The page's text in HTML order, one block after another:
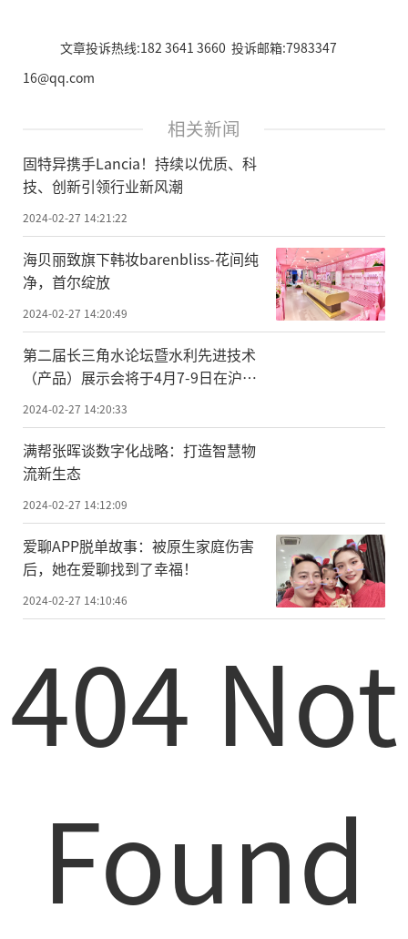
文章投诉热线:182 3641 3660 投诉邮箱:7983347
16@qq.com
相关新闻
固特异携手Lancia！持续以优质、科
技、创新引领行业新风潮
2024-02-27 14:21:22
海贝丽致旗下韩妆barenbliss-花间纯
净，首尔绽放
2024-02-27 14:20:49
第二届长三角水论坛暨水利先进技术
（产品）展示会将于4月7-9日在沪举
办
2024-02-27 14:20:33
满帮张晖谈数字化战略：打造智慧物
流新生态
2024-02-27 14:12:09
爱聊APP脱单故事：被原生家庭伤害
后，她在爱聊找到了幸福！
2024-02-27 14:10:46
404 Not
Found